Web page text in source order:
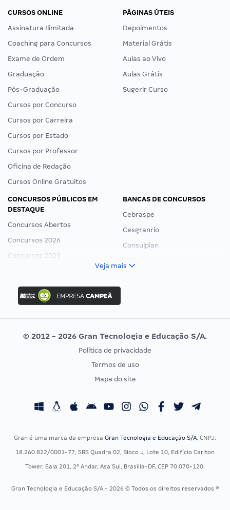
CURSOS ONLINE
Assinatura Ilimitada
Coaching para Concursos
Exame de Ordem
Graduação
Pós-Graduação
Cursos por Concurso
Cursos por Carreira
Cursos por Estado
Cursos por Professor
Oficina de Redação
Cursos Online Gratuitos
PÁGINAS ÚTEIS
Depoimentos
Material Grátis
Aulas ao Vivo
Aulas Grátis
Sugerir Curso
CONCURSOS PÚBLICOS EM
DESTAQUE
Concursos Abertos
Concursos 2026
Concursos 2025
Concurso Ibama
Concurso MPU
Editais publicados
BANCAS DE CONCURSOS
Cebraspe
Cesgranrio
Consulplan
Vunesp
CONCURSOS POR PROFISSÃO
Concursos Fiscais
Concursos Saúde
Residência Multiprofissional
EXAME DE ORDEM
Calendário OAB
Veja mais
© 2012 - 2026 Gran Tecnologia e Educação S/A.
Política de privacidade
Termos de uso
Mapa do site
Gran é uma marca da empresa Gran Tecnologia e Educação S/A, CNPJ:
18.260.822/0001-77, SBS Quadra 02, Bloco J, Lote 10, Edifício Carlton
Tower, Sala 201, 2º Andar, Asa Sul, Brasília-DF, CEP 70.070-120.
Gran Tecnologia e Educação S/A - 2026 © Todos os direitos reservados ®